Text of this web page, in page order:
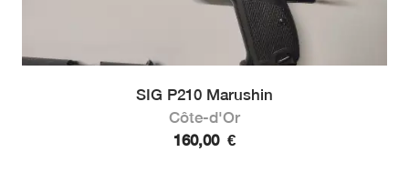
SIG P210 Marushin
Côte-d'Or
160,00 €